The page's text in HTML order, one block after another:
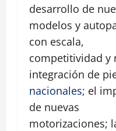
desarrollo de
modelos y
con escala,
competitividad y
integración de
nacionales; el
de nuevas
motorizaciones;